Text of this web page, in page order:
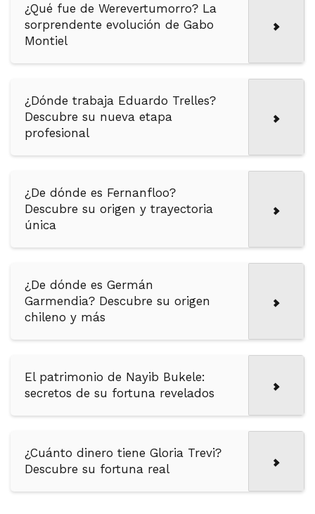
¿Qué fue de Werevertumorro? La
sorprendente evolución de Gabo
Montiel
¿Dónde trabaja Eduardo Trelles?
Descubre su nueva etapa
profesional
¿De dónde es Fernanfloo?
Descubre su origen y trayectoria
única
¿De dónde es Germán
Garmendia? Descubre su origen
chileno y más
El patrimonio de Nayib Bukele:
secretos de su fortuna revelados
¿Cuánto dinero tiene Gloria Trevi?
Descubre su fortuna real